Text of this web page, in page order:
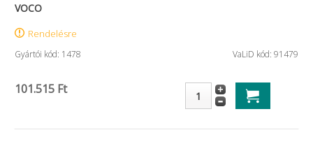
VOCO
Rendelésre
Gyártói kód: 1478 VaLiD kód: 91479
101.515 Ft